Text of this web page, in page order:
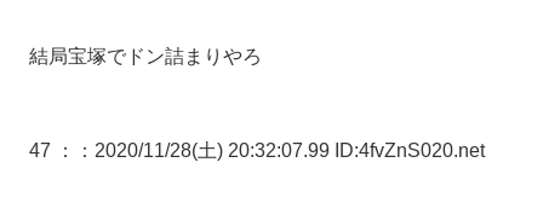
結局宝塚でドン詰まりやろ
47 ： ：2020/11/28(土) 20:32:07.99 ID:4fvZnS020.net